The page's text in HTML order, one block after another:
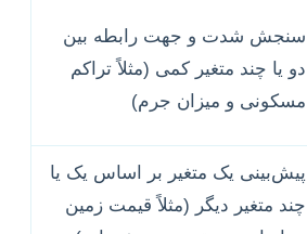
سنجش شدت و جهت رابطه بین
دو یا چند متغیر کمی (مثلاً تراکم
مسکونی و میزان جرم)
پیش‌بینی یک متغیر بر اساس یک یا
چند متغیر دیگر (مثلاً قیمت زمین